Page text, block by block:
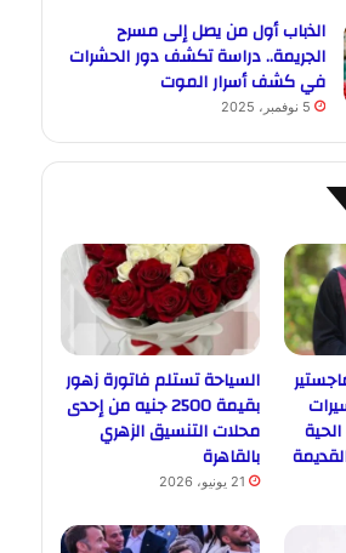
الذباب أول من يصل إلى مسرح
الجريمة.. دراسة تكشف دور الحشرات
في كشف أسرار الموت
5 نوفمبر، 2025
السياحة تستلم فاتورة زهور
بقيمة 2500 جنيه من إحدى
محلات التنسيق الزهري
بالقاهرة
21 يونيو، 2026